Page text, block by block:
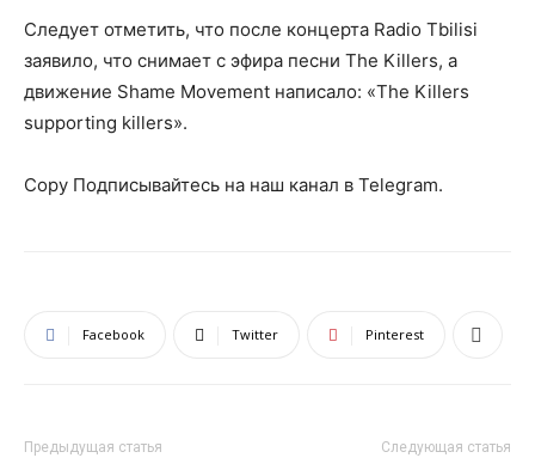
Следует отметить, что после концерта Radio Tbilisi
заявило, что снимает с эфира песни The Killers, а
движение Shame Movement написало: «The Killers
supporting killers».
Copy Подписывайтесь на наш канал в Telegram.
Facebook Twitter Pinterest
Предыдущая статья Следующая статья